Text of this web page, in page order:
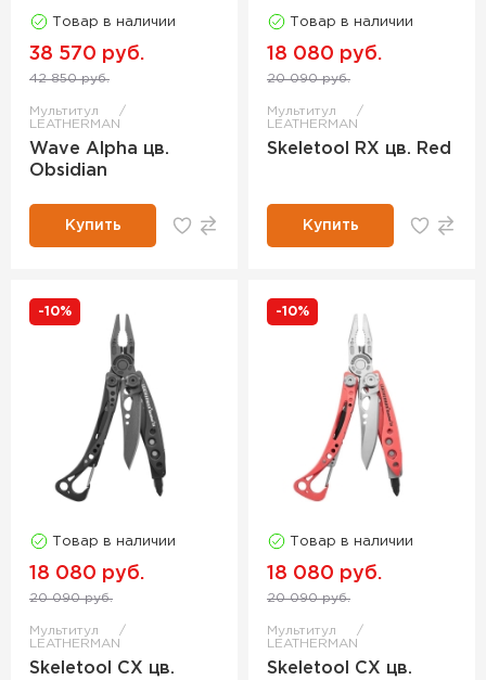
Товар в наличии
38 570 руб.
42 850 руб.
Мультитул
LEATHERMAN
Wave Alpha цв.
Obsidian
Купить
Товар в наличии
18 080 руб.
20 090 руб.
Мультитул
LEATHERMAN
Skeletool RX цв. Red
Купить
-10%
Товар в наличии
18 080 руб.
20 090 руб.
Мультитул
LEATHERMAN
Skeletool CX цв.
-10%
Товар в наличии
18 080 руб.
20 090 руб.
Мультитул
LEATHERMAN
Skeletool CX цв.